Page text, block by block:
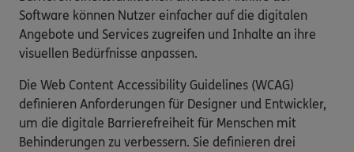
Software können Nutzer einfacher auf die digitalen
Angebote und Services zugreifen und Inhalte an ihre
visuellen Bedürfnisse anpassen.
Die Web Content Accessibility Guidelines (WCAG)
definieren Anforderungen für Designer und Entwickler,
um die digitale Barrierefreiheit für Menschen mit
Behinderungen zu verbessern. Sie definieren drei